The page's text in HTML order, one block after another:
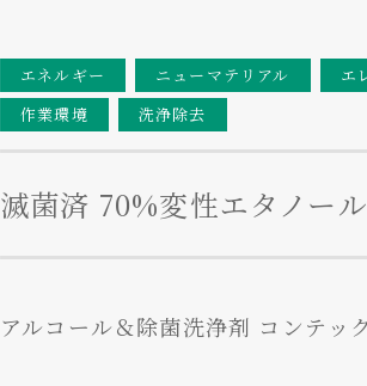
エネルギー ニューマテリアル エ
作業環境
洗浄除去
滅菌済 70%変性エタノー
アルコール＆除菌洗浄剤 コンテッ